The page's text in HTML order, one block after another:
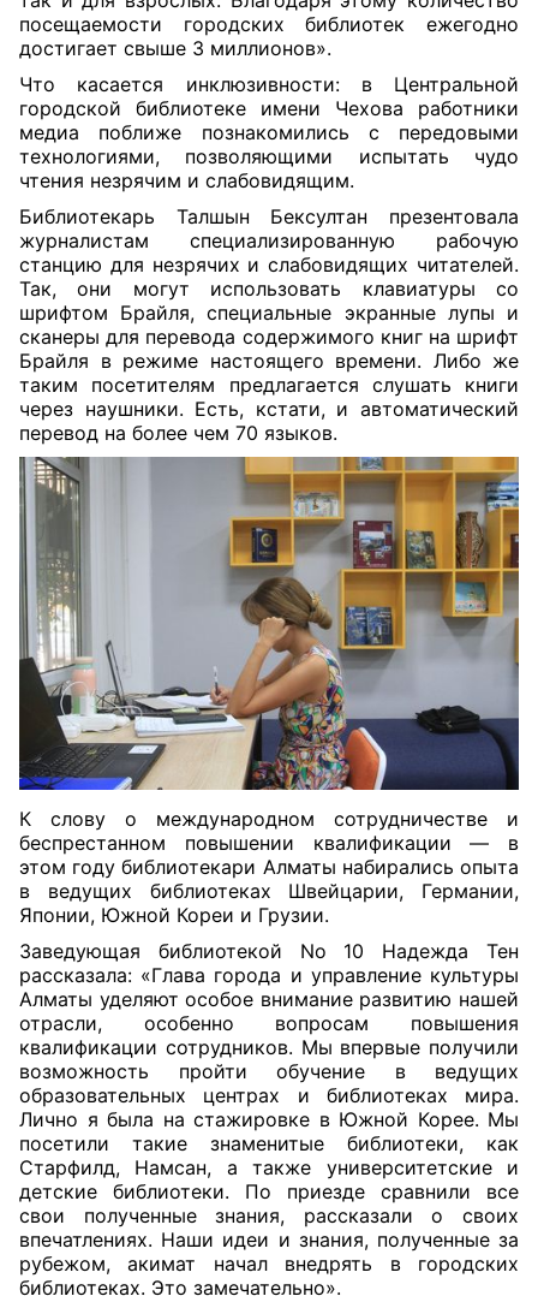
посещаемости городских библиотек ежегодно
достигает свыше 3 миллионов».
Что касается инклюзивности: в Центральной
городской библиотеке имени Чехова работники
медиа поближе познакомились с передовыми
технологиями, позволяющими испытать чудо
чтения незрячим и слабовидящим.
Библиотекарь Талшын Бексултан презентовала
журналистам специализированную рабочую
станцию для незрячих и слабовидящих читателей.
Так, они могут использовать клавиатуры со
шрифтом Брайля, специальные экранные лупы и
сканеры для перевода содержимого книг на шрифт
Брайля в режиме настоящего времени. Либо же
таким посетителям предлагается слушать книги
через наушники. Есть, кстати, и автоматический
перевод на более чем 70 языков.
К слову о международном сотрудничестве и
беспрестанном повышении квалификации — в
этом году библиотекари Алматы набирались опыта
в ведущих библиотеках Швейцарии, Германии,
Японии, Южной Кореи и Грузии.
Заведующая библиотекой No 10 Надежда Тен
рассказала: «Глава города и управление культуры
Алматы уделяют особое внимание развитию нашей
отрасли, особенно вопросам повышения
квалификации сотрудников. Мы впервые получили
возможность пройти обучение в ведущих
образовательных центрах и библиотеках мира.
Лично я была на стажировке в Южной Корее. Мы
посетили такие знаменитые библиотеки, как
Старфилд, Намсан, а также университетские и
детские библиотеки. По приезде сравнили все
свои полученные знания, рассказали о своих
впечатлениях. Наши идеи и знания, полученные за
рубежом, акимат начал внедрять в городских
библиотеках. Это замечательно».